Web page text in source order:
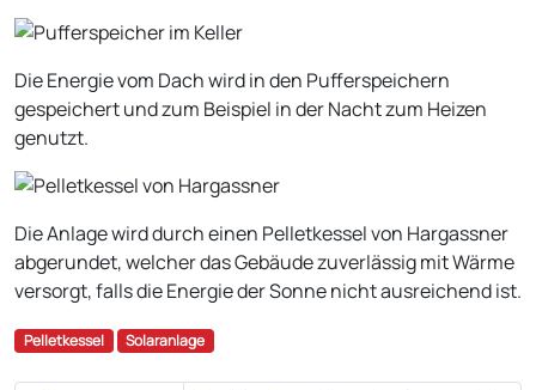
Die Energie vom Dach wird in den Pufferspeichern
gespeichert und zum Beispiel in der Nacht zum Heizen
genutzt.
Die Anlage wird durch einen Pelletkessel von Hargassner
abgerundet, welcher das Gebäude zuverlässig mit Wärme
versorgt, falls die Energie der Sonne nicht ausreichend ist.
Pelletkessel Solaranlage